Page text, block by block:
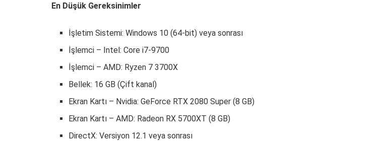
En Düşük Gereksinimler
İşletim Sistemi: Windows 10 (64-bit) veya sonrası
İşlemci – Intel: Core i7-9700
İşlemci – AMD: Ryzen 7 3700X
Bellek: 16 GB (Çift kanal)
Ekran Kartı – Nvidia: GeForce RTX 2080 Super (8 GB)
Ekran Kartı – AMD: Radeon RX 5700XT (8 GB)
DirectX: Versiyon 12.1 veya sonrası